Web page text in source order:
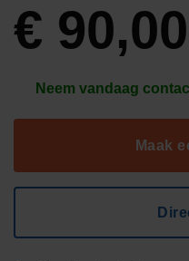
€ 90,00
Neem vandaag
Maak